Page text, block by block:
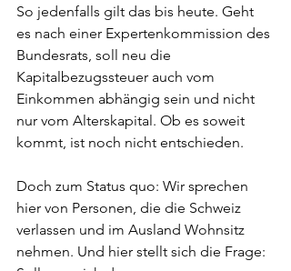
So jedenfalls gilt das bis heute. Geht
es nach einer Expertenkommission des
Bundesrats, soll neu die
Kapitalbezugssteuer auch vom
Einkommen abhängig sein und nicht
nur vom Alterskapital. Ob es soweit
kommt, ist noch nicht entschieden.
Doch zum Status quo: Wir sprechen
hier von Personen, die die Schweiz
verlassen und im Ausland Wohnsitz
nehmen. Und hier stellt sich die Frage: